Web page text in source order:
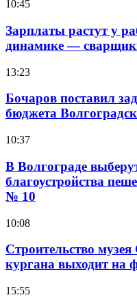
10:45
Зарплаты растут у
динамике —
13:23
Бочаров поставил
бюджета
10:37
В Волгограде
благоустройства
№ 10
10:08
Строительство
кургана выходит
15:55